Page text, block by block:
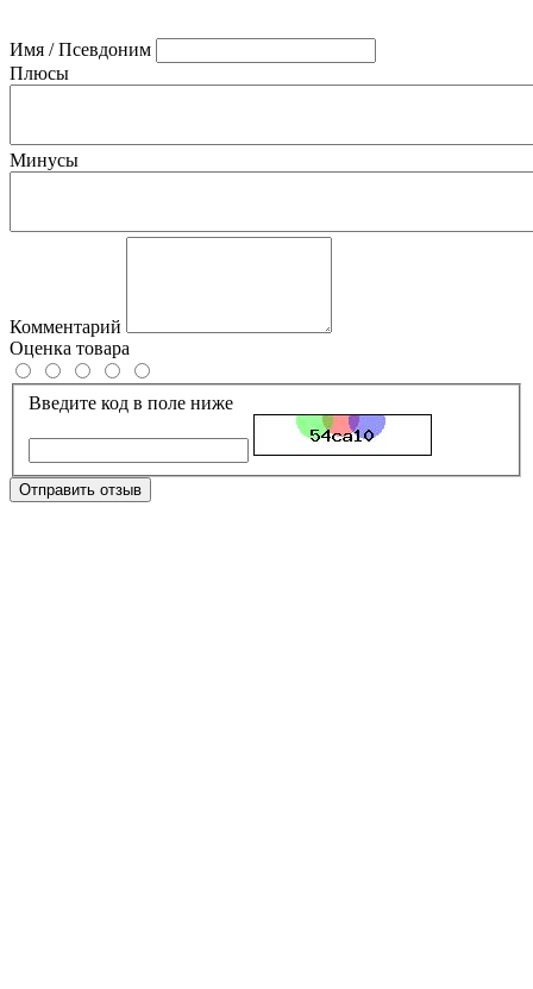
Имя / Псевдоним
Плюсы
Минусы
Комментарий
Оценка товара
Введите код в поле ниже
Отправить отзыв